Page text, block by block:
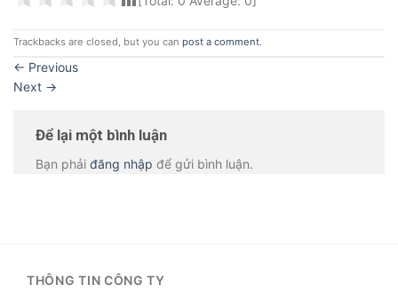
Trackbacks are closed, but you can post a comment.
← Previous
Next →
Để lại một bình luận
Bạn phải đăng nhập để gửi bình luận.
THÔNG TIN CÔNG TY